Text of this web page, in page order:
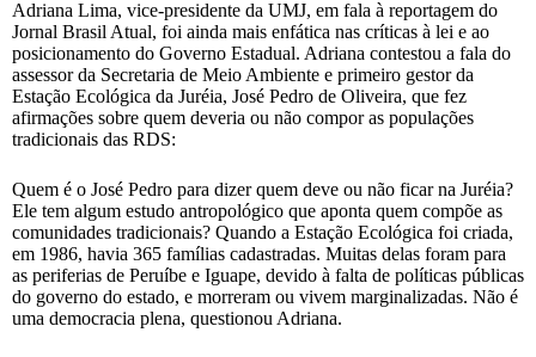
Adriana Lima, vice-presidente da UMJ, em fala à reportagem do
Jornal Brasil Atual, foi ainda mais enfática nas críticas à lei e ao
posicionamento do Governo Estadual. Adriana contestou a fala do
assessor da Secretaria de Meio Ambiente e primeiro gestor da
Estação Ecológica da Juréia, José Pedro de Oliveira, que fez
afirmações sobre quem deveria ou não compor as populações
tradicionais das RDS:
Quem é o José Pedro para dizer quem deve ou não ficar na Juréia?
Ele tem algum estudo antropológico que aponta quem compõe as
comunidades tradicionais? Quando a Estação Ecológica foi criada,
em 1986, havia 365 famílias cadastradas. Muitas delas foram para
as periferias de Peruíbe e Iguape, devido à falta de políticas públicas
do governo do estado, e morreram ou vivem marginalizadas. Não é
uma democracia plena, questionou Adriana.